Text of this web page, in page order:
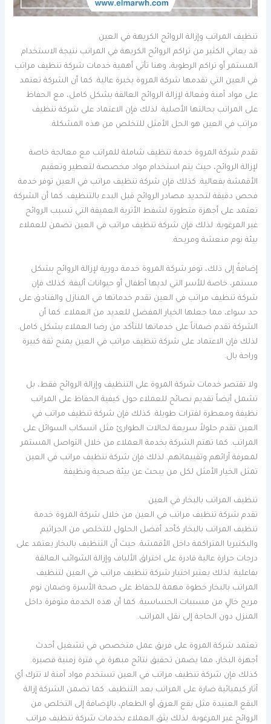
تنظيف المراتب وإزالة الروائح الكريهة في العين
قد يعاني الكثير من تراكم الروائح الكريهة في المراتب نتيجة الاستخدام
المستمر أو تراكم الرطوبة، وهنا تأتي أهمية خدمات شركة تنظيف مراتب
في العين التي تقدمها شركة المروة بخبرة عالية. كما أن الشركة تعتمد
على مواد آمنة وفعالة لإزالة الروائح العالقة بشكل كامل، مع الحفاظ
على المراتب بحالتها الأصلية. لذلك فإن الاعتماد على شركة تنظيف
مراتب في العين هو الحل الأمثل للتخلص من هذه المشكلة.
تقدم شركة المروة خدمة تنظيف شاملة للمراتب مع معالجة خاصة
لإزالة الروائح، حيث يتم استخدام مواد مخصصة لتعطير وتعقيم
الأقمشة بفعالية. كذلك فإن شركة تنظيف مراتب في العين توفر خدمة
فحص دقيقة لتحديد مصادر الروائح قبل البدء بالتنظيف. كما أن الشركة
تعتمد على أجهزة متطورة لشفط الأتربة العميقة التي تسبب الروائح
غير المرغوبة. لذلك فإن شركة تنظيف مراتب في العين تضمن للعملاء
بيئة نوم منعشة ومريحة.
إضافةً إلى ذلك، توفر شركة المروة خدمة دورية لإزالة الروائح بشكل
مستمر، خاصة للأسر التي لديها أطفال أو حيوانات أليفة. كذلك فإن
شركة تنظيف مراتب في العين تقدم خدماتها في المنازل والفنادق على
حد سواء، مما جعلها الخيار المفضل للعديد من العملاء. كما أن
الشركة تقدم ضماناً على خدماتها للتأكد من رضا العملاء بشكل كامل.
لذلك فإن الاعتماد على شركة تنظيف مراتب في العين يمنح ثقة كبيرة
وراحة بال.
ولا تقتصر خدمات شركة المروة على التنظيف وإزالة الروائح فقط، بل
تشمل أيضاً تقديم نصائح للعملاء حول كيفية الحفاظ على المراتب
نظيفة ومعطرة لفترات طويلة. كذلك فإن شركة تنظيف مراتب في
العين تقدم حلولاً سريعة لحالات الطوارئ مثل انسكاب السوائل على
المراتب. كما تهتم الشركة بخدمة العملاء من خلال التواصل المستمر
لمعرفة آرائهم وتقييماتهم. لذلك فإن شركة تنظيف مراتب في العين
تمثل الخيار الأمثل لكل من يبحث عن بيئة صحية ونظيفة.
تنظيف المراتب بالبخار في العين
تقدم شركة تنظيف مراتب في العين من خلال شركة المروة خدمة
تنظيف المراتب بالبخار كأحد أفضل الحلول للتخلص من الجراثيم
والبكتيريا المتراكمة داخل الأقمشة. حيث أن التنظيف بالبخار يعتمد على
درجات حرارة عالية قادرة على اختراق الألياف وإزالة الشوائب العالقة
بفاعلية. لذلك يعتبر اختيار شركة تنظيف مراتب في العين لتنظيف
المراتب بالبخار خطوة مهمة للحفاظ على صحة الأسرة وضمان نوم
مريح خالٍ من مسببات الحساسية. كما أن هذه الخدمة متوفرة داخل
المنزل دون الحاجة إلى نقل المراتب.
تعتمد شركة المروة على فريق عمل متخصص في تشغيل أحدث
أجهزة البخار، مما يضمن تحقيق نتائج مبهرة في فترة زمنية قصيرة.
كذلك فإن شركة تنظيف مراتب في العين تستخدم مواد آمنة لا تترك أي
آثار كيميائية ضارة على المراتب بعد التنظيف. كما تضمن الشركة إزالة
البقع العنيدة مثل بقع العرق أو الطعام، بالإضافة إلى التخلص من
الروائح غير المرغوبة. لذلك يثق العملاء بخدمات شركة تنظيف مراتب